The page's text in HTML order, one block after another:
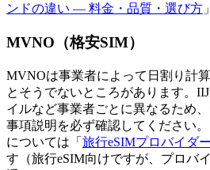
ンドの違い — 料金・品質・選び方
MVNO（格安SIM）
MVNOは事業者によって日割り計
とそうでないところがあります。
イルなど事業者ごとに異なるため
事項説明を必ず確認してください
については「 旅行eSIMプロバイダ
す（旅行eSIM向けですが、プロバ